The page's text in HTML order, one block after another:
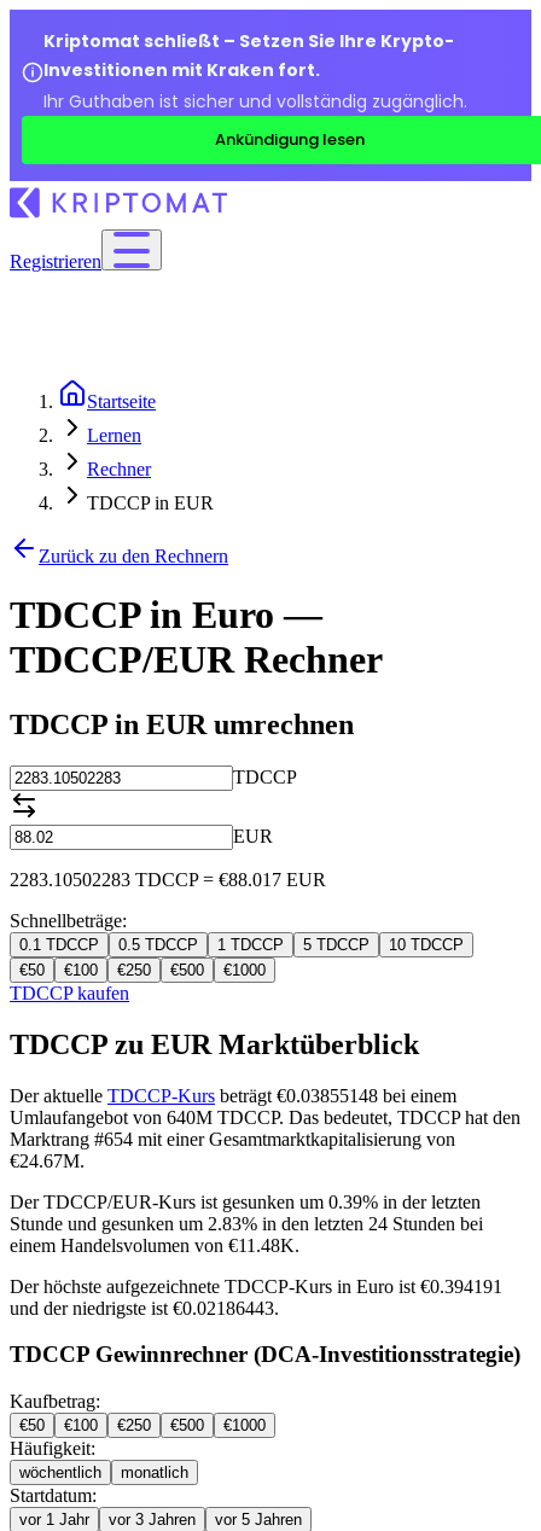
Kriptomat schließt – Setzen Sie Ihre Krypto-
Investitionen mit Kraken fort.
Ihr Guthaben ist sicher und vollständig zugänglich.
Ankündigung lesen
Registrieren
Startseite
Lernen
Rechner
TDCCP in EUR
Zurück zu den Rechnern
TDCCP in Euro —
TDCCP/EUR Rechner
TDCCP in EUR umrechnen
TDCCP
EUR
2283.10502283 TDCCP= €88.017 EUR
Schnellbeträge:
0.1 TDCCP 0.5 TDCCP 1 TDCCP 5 TDCCP 10 TDCCP
€50 €100 €250 €500 €1000
TDCCP kaufen
TDCCP zu EUR Marktüberblick
Der aktuelle TDCCP-Kurs beträgt €0.03855148 bei einem
Umlaufangebot von 640M TDCCP. Das bedeutet, TDCCP hat den
Marktrang #654 mit einer Gesamtmarktkapitalisierung von
€24.67M.
Der TDCCP/EUR-Kurs ist gesunken um 0.39% in der letzten
Stunde und gesunken um 2.83% in den letzten 24 Stunden bei
einem Handelsvolumen von €11.48K.
Der höchste aufgezeichnete TDCCP-Kurs in Euro ist €0.394191
und der niedrigste ist €0.02186443.
TDCCP Gewinnrechner (DCA-Investitionsstrategie)
Kaufbetrag:
€50 €100 €250 €500 €1000
Häufigkeit:
wöchentlich monatlich
Startdatum:
vor 1 Jahr vor 3 Jahren vor 5 Jahren